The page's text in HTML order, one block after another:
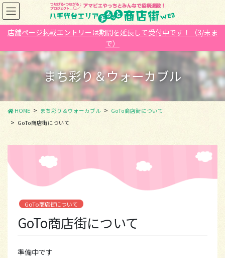
コ
ン
テ
移
動
ナ
ビ
ゲ
ン
に
移
動
店舗ページ掲載エントリーは期間を延長して受付中です！（3/末ま
で）
まち彩り＆ウォーカブル
HOME まち彩り＆ウォーカブル
GoTo商店街について
GoTo商店街について
GoTo商店街について
GoTo商店街について
準備中です